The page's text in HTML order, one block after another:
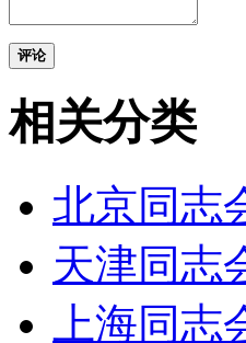
评论
相关分类
北京同志
天津同志
上海同志